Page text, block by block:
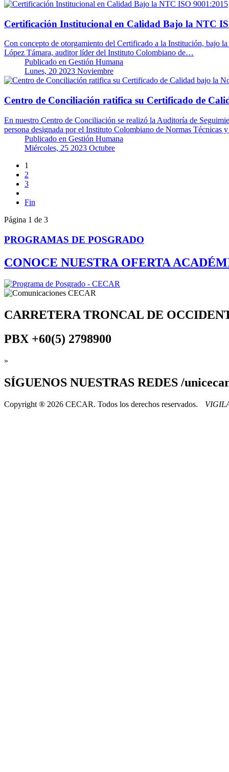
Certificación Institucional en Calidad Bajo la NTC
Con concepto de otorgamiento del Certificado a la Institución, bajo
López Támara, auditor líder del Instituto Colombiano de…
Publicado en Gestión Humana
Lunes, 20 2023 Noviembre
Centro de Conciliación ratifica su Certificado de
En nuestro Centro de Conciliación se realizó la Auditoría de
persona designada por el Instituto Colombiano de Normas
Publicado en Gestión Humana
Miércoles, 25 2023 Octubre
1
2
3
Fin
Página 1 de 3
PROGRAMAS DE POSGRADO
CONOCE NUESTRA OFERTA
CARRETERA TRONCAL DE
PBX +60(5) 2798900
»
SÍGUENOS NUESTRAS REDES /
Copyright ® 2026 CECAR. Todos los derechos reservados.